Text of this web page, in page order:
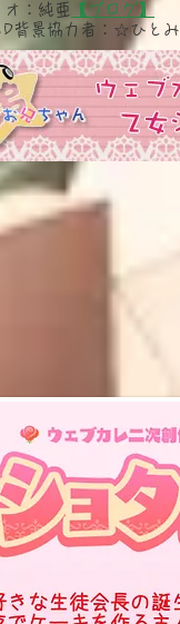
オ：純亜
【ブログ】
D背景協力者：☆ひとみ